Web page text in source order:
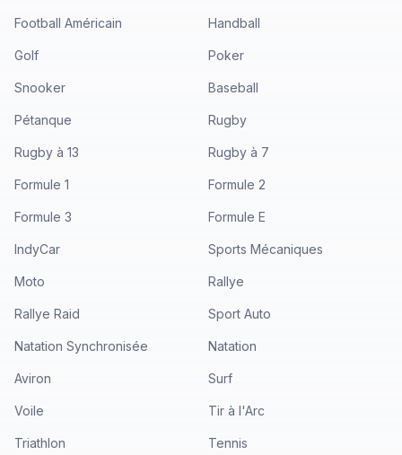
Football Américain Handball
Golf Poker
Snooker Baseball
Pétanque Rugby
Rugby à 13 Rugby à 7
Formule 1 Formule 2
Formule 3 Formule E
IndyCar Sports Mécaniques
Moto Rallye
Rallye Raid Sport Auto
Natation Synchronisée Natation
Aviron Surf
Voile Tir à l'Arc
Triathlon Tennis